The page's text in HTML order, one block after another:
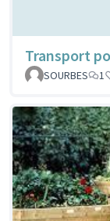
Transport
SOURBES
1